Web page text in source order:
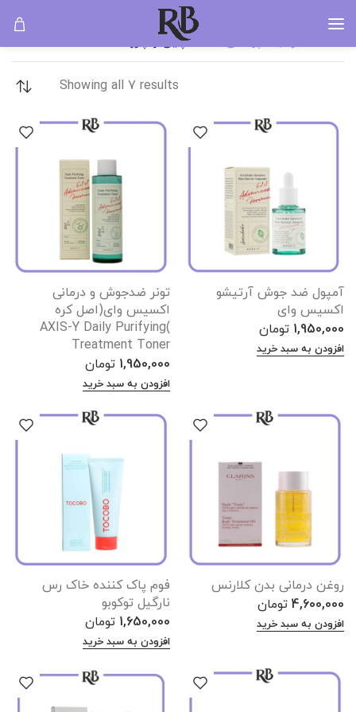
ضد چین و چروک
Showing all 7 results
آمپول ضد جوش آرتیشو
اکسیس وای
1,950,000 تومان
افزودن به سبد خرید
تونر ضدجوش و درمانی
اکسیس وای(اصل کره
)AXIS-Y Daily Purifying
Treatment Toner
1,950,000 تومان
افزودن به سبد خرید
روغن درمانی بدن کلارنس
4,600,000 تومان
افزودن به سبد خرید
فوم پاک کننده خاک رس
نارگیل توکوبو
1,650,000 تومان
افزودن به سبد خرید